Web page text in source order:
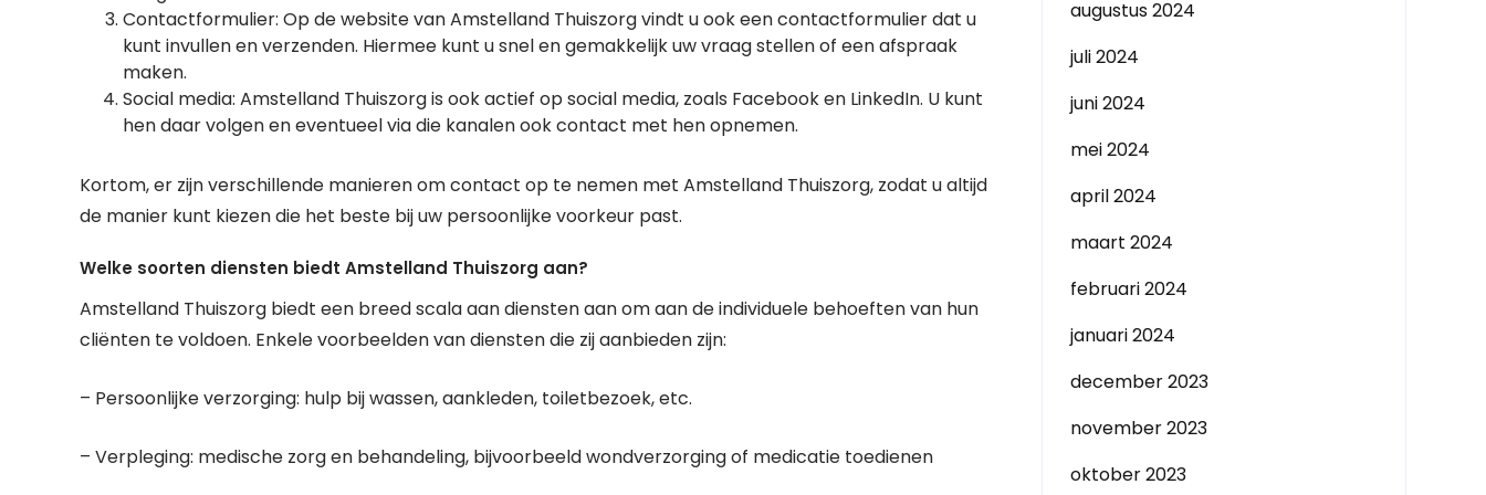
Contactformulier: Op de website van Amstelland Thuiszorg vindt u ook een contactformulier dat u
kunt invullen en verzenden. Hiermee kunt u snel en gemakkelijk uw vraag stellen of een afspraak
maken.
Social media: Amstelland Thuiszorg is ook actief op social media, zoals Facebook en LinkedIn. U kunt
hen daar volgen en eventueel via die kanalen ook contact met hen opnemen.
Kortom, er zijn verschillende manieren om contact op te nemen met Amstelland Thuiszorg, zodat u altijd
de manier kunt kiezen die het beste bij uw persoonlijke voorkeur past.
Welke soorten diensten biedt Amstelland Thuiszorg aan?
Amstelland Thuiszorg biedt een breed scala aan diensten aan om aan de individuele behoeften van hun
cliënten te voldoen. Enkele voorbeelden van diensten die zij aanbieden zijn:
– Persoonlijke verzorging: hulp bij wassen, aankleden, toiletbezoek, etc.
– Verpleging: medische zorg en behandeling, bijvoorbeeld wondverzorging of medicatie toedienen
augustus 2024
juli 2024
juni 2024
mei 2024
april 2024
maart 2024
februari 2024
januari 2024
december 2023
november 2023
oktober 2023